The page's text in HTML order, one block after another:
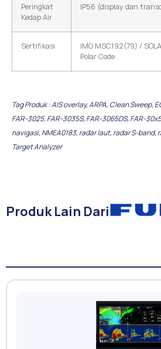
Peringkat
Kedap Air
IP56 (display dan
Sertifikasi
IMO MSC.192(79) /
Polar Code
Tag Produk :AIS overlay,ARPA, Clean Sweep,
FAR-3025, FAR-3035S, FAR-3065DS, FAR-30x5
navigasi, NMEA0183, radar laut, radar S-band,
Target Analyzer
Produk Lain Dari